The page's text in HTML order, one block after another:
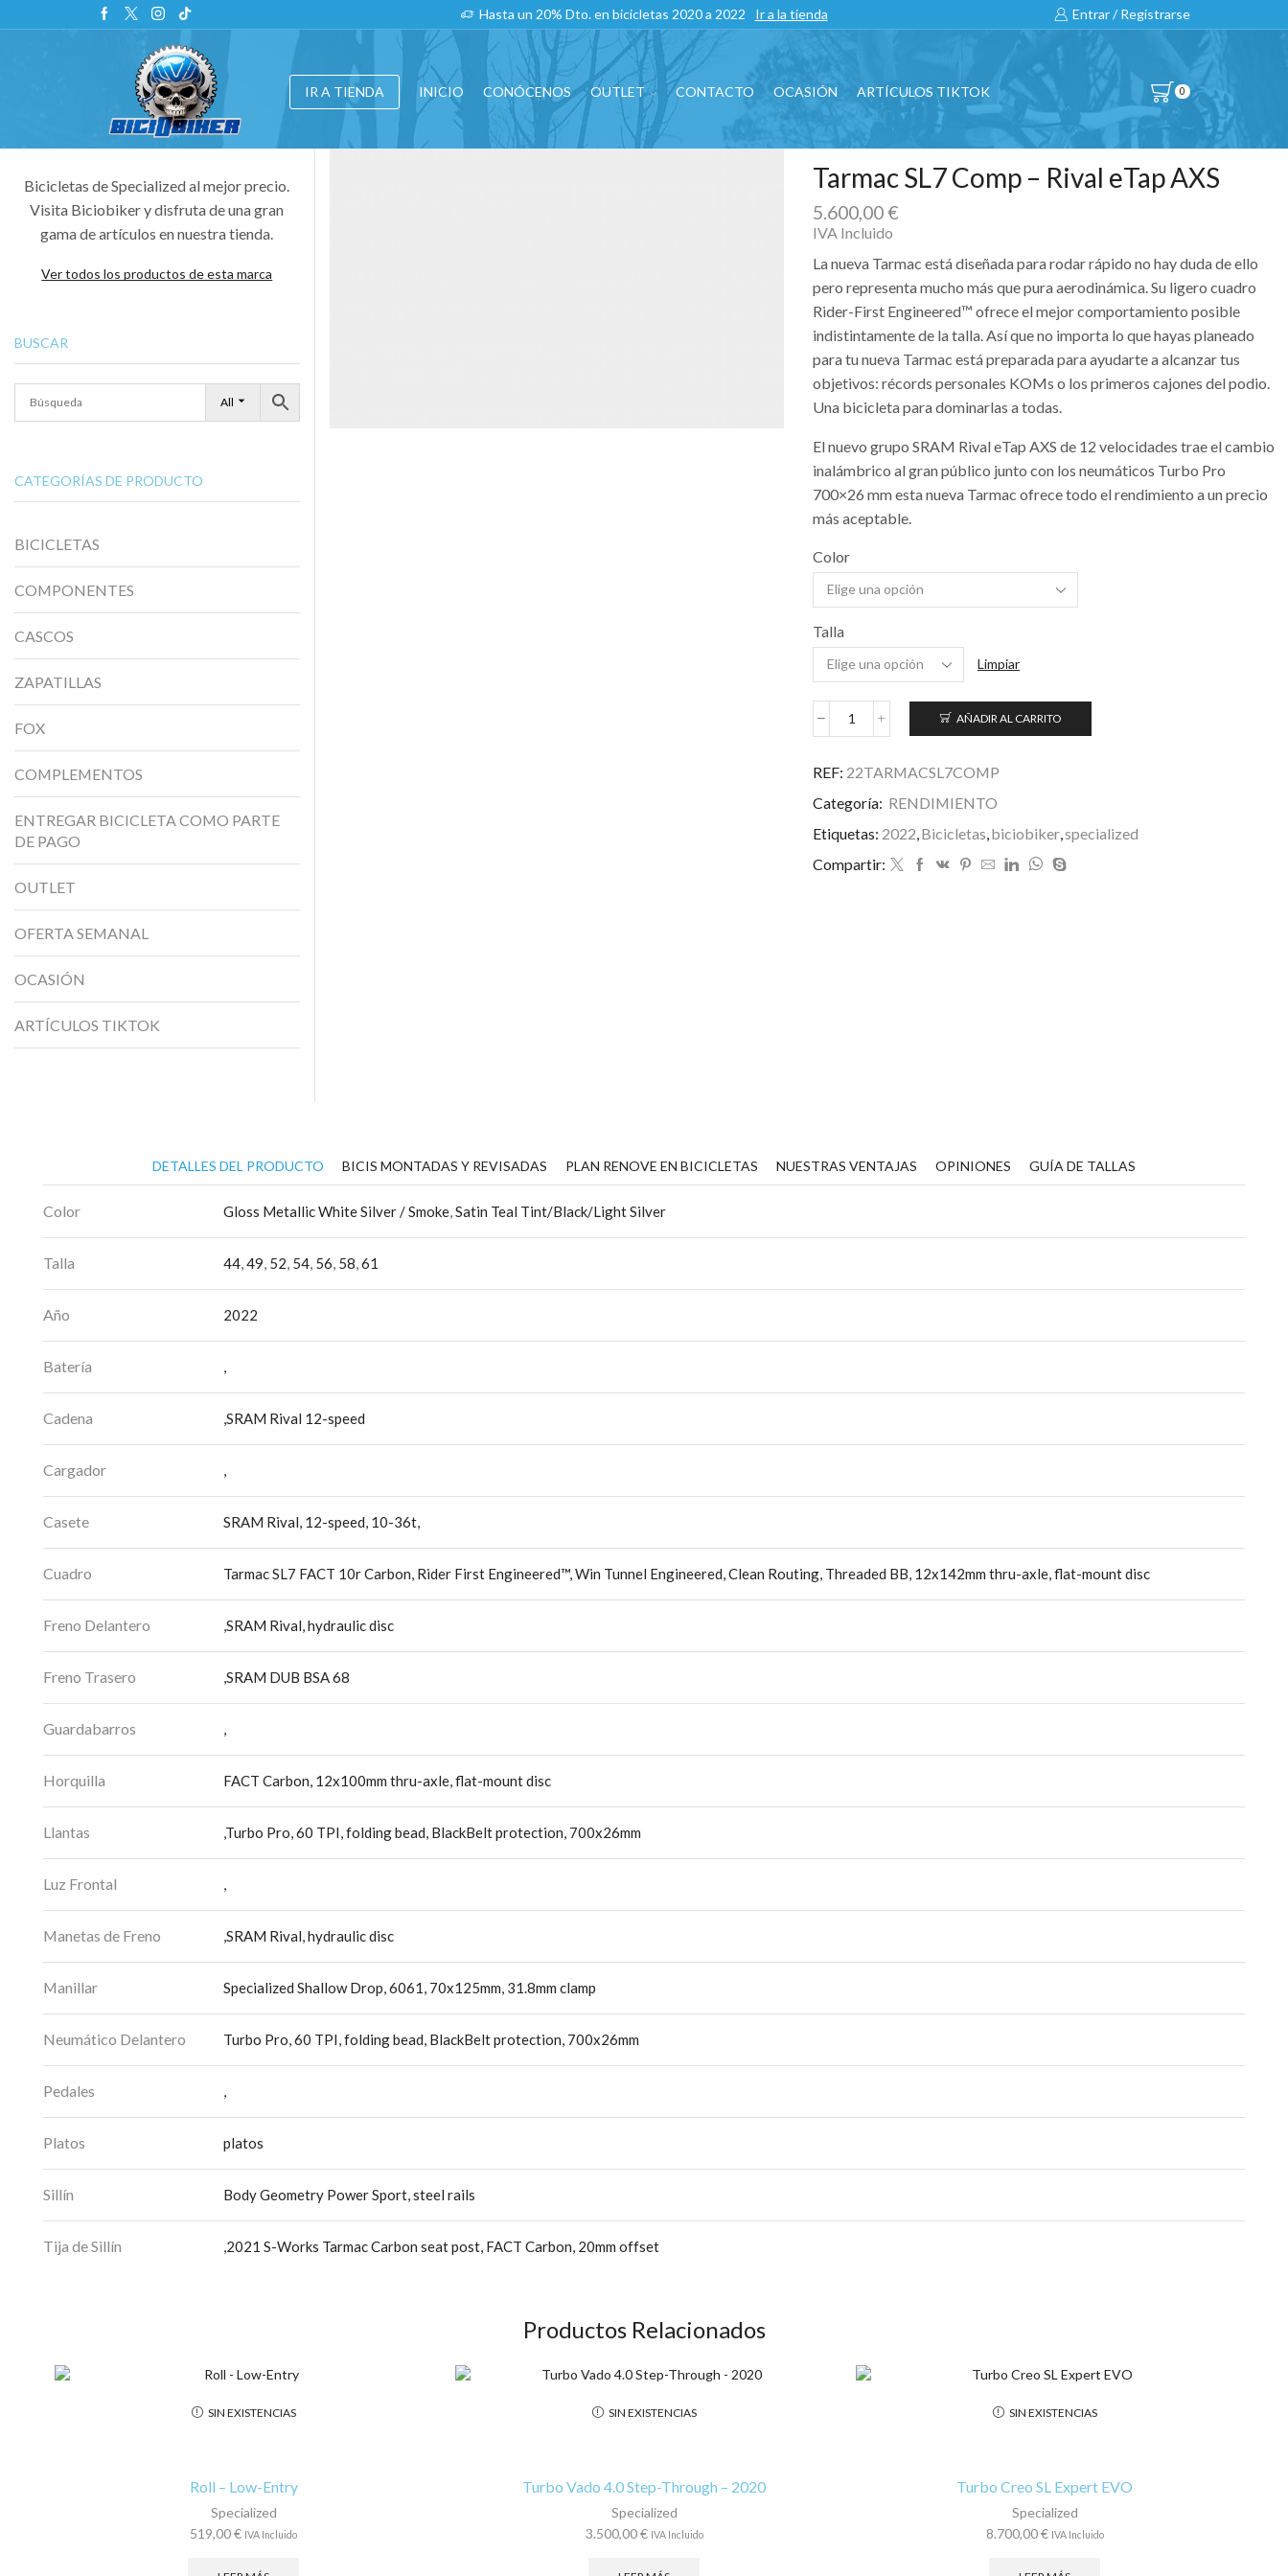
Hasta un 20% Dto. en bicicletas 2020 a 2022 Ir a la tienda Entrar / Registrarse
IR A TIENDA INICIO CONÓCENOS OUTLET CONTACTO OCASIÓN ARTÍCULOS TIKTOK 0
Tarmac SL7 Comp – Rival eTap AXS
5.600,00€
IVA Incluido
La nueva Tarmac está diseñada para rodar rápido no hay duda de ello
pero representa mucho más que pura aerodinámica. Su ligero cuadro
Rider-First Engineered™ ofrece el mejor comportamiento posible
indistintamente de la talla. Así que no importa lo que hayas planeado
para tu nueva Tarmac está preparada para ayudarte a alcanzar tus
objetivos: récords personales KOMs o los primeros cajones del podio.
Una bicicleta para dominarlas a todas.
El nuevo grupo SRAM Rival eTap AXS de 12 velocidades trae el cambio
inalámbrico al gran público junto con los neumáticos Turbo Pro
700×26 mm esta nueva Tarmac ofrece todo el rendimiento a un precio
más aceptable.
Color
Talla
Limpiar
Tarmac
Comp
-
Rival
AXS
cantidad
AÑADIR AL CARRITO
REF: 22TARMACSL7COMP
Categoría: RENDIMIENTO
Etiquetas: 2022,Bicicletas,biciobiker,specialized
Compartir:
Bicicletas de Specialized al mejor precio.
Visita Biciobiker y disfruta de una gran
gama de artículos en nuestra tienda.
Ver todos los productos de esta marca
BUSCAR
All
CATEGORÍAS DE PRODUCTO
BICICLETAS
COMPONENTES
CASCOS
ZAPATILLAS
FOX
COMPLEMENTOS
ENTREGAR BICICLETA COMO PARTE
DE PAGO
OUTLET
OFERTA SEMANAL
OCASIÓN
ARTÍCULOS TIKTOK
DETALLES DEL PRODUCTO BICIS MONTADAS Y REVISADAS PLAN RENOVE EN BICICLETAS NUESTRAS VENTAJAS OPINIONES GUÍA DE TALLAS
Color Gloss Metallic White Silver / Smoke,Satin Teal Tint/Black/Light Silver
Talla 44,49, 52, 54, 56, 58,61
Año 2022
Batería ,
Cadena ,SRAM Rival 12-speed
Cargador ,
Casete SRAM Rival, 12-speed, 10-36t,
Cuadro Tarmac SL7 FACT 10r Carbon, Rider First Engineered™, Win Tunnel Engineered, Clean Routing, Threaded BB, 12x142mm thru-axle, flat-mount disc
Freno Delantero ,SRAM Rival, hydraulic disc
Freno Trasero ,SRAM DUB BSA 68
Guardabarros ,
Horquilla FACT Carbon, 12x100mm thru-axle, flat-mount disc
Llantas ,Turbo Pro, 60 TPI, folding bead, BlackBelt protection, 700x26mm
Luz Frontal ,
Manetas de Freno ,SRAM Rival, hydraulic disc
Manillar Specialized Shallow Drop, 6061, 70x125mm, 31.8mm clamp
Neumático Delantero Turbo Pro, 60 TPI, folding bead, BlackBelt protection, 700x26mm
Pedales ,
Platos platos
Sillín Body Geometry Power Sport, steel rails
Tija de Sillín ,2021 S-Works Tarmac Carbon seat post, FACT Carbon, 20mm offset
Productos Relacionados
SIN EXISTENCIAS
Roll – Low-Entry
Specialized
519,00€ IVA Incluido
SIN EXISTENCIAS
Turbo Vado 4.0 Step-Through – 2020
Specialized
3.500,00€ IVA Incluido
SIN EXISTENCIAS
Turbo Creo SL Expert EVO
Specialized
8.700,00€ IVA Incluido